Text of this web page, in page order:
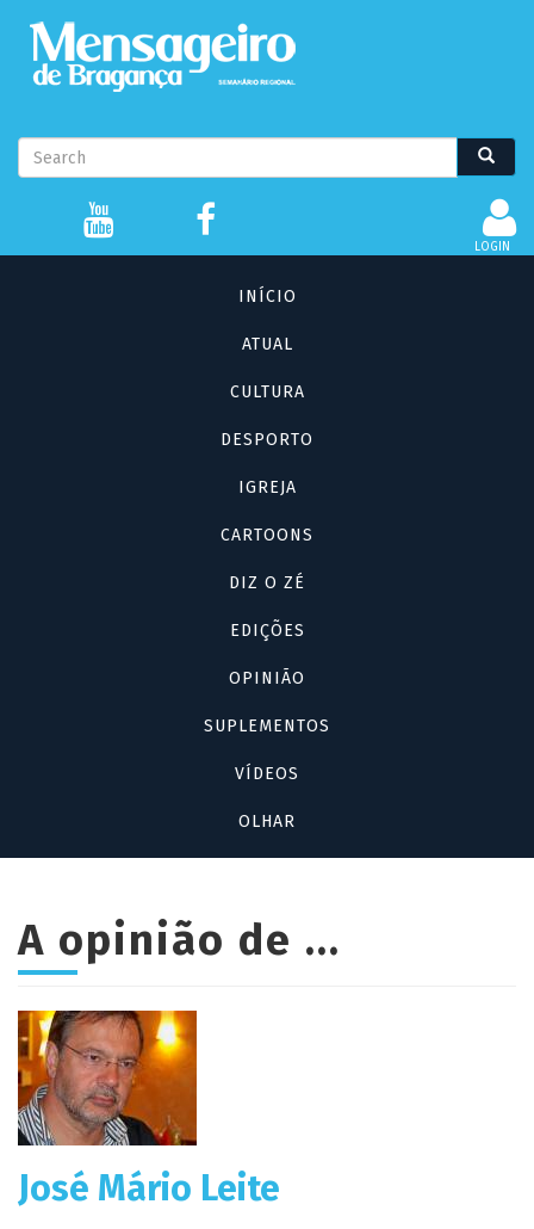
para
conteúdo
Formulário
pesquisa
Search Search
LOGIN
INÍCIO
ATUAL
CULTURA
DESPORTO
IGREJA
CARTOONS
DIZ O ZÉ
EDIÇÕES
OPINIÃO
SUPLEMENTOS
VÍDEOS
OLHAR
A opinião de ...
José Mário Leite